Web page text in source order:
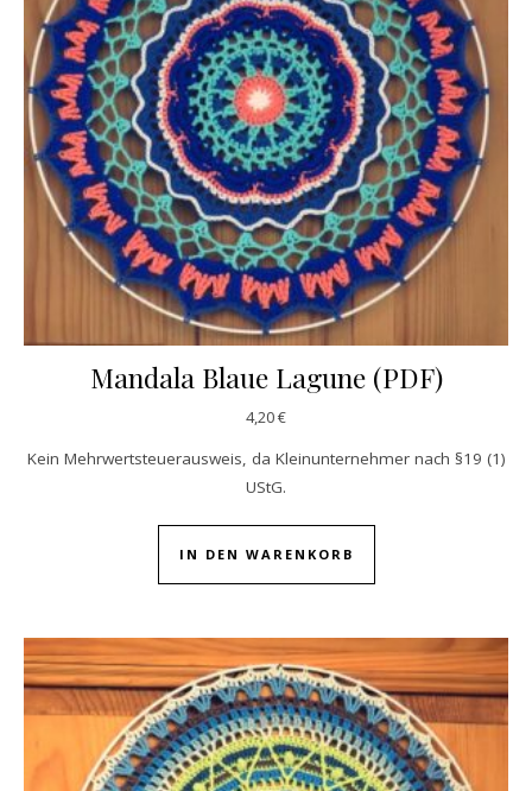
Mandala Blaue Lagune (PDF)
4,20€
Kein Mehrwertsteuerausweis, da Kleinunternehmer nach §19 (1)
UStG.
IN DEN WARENKORB